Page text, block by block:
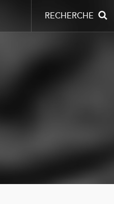
RECHERCHE